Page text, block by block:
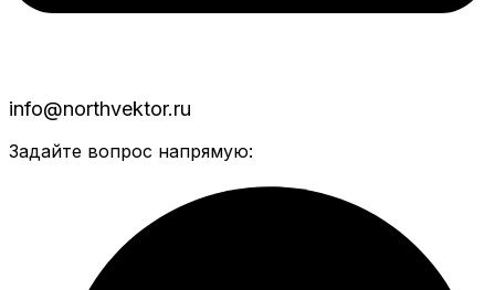
info@northvektor.ru
Задайте вопрос напрямую: